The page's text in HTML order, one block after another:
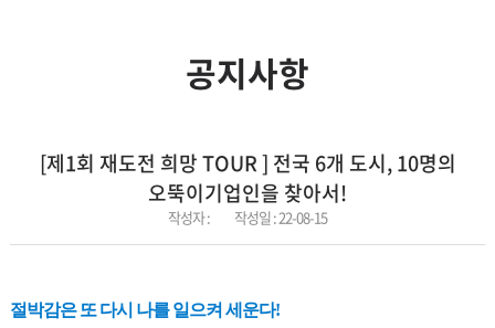
공지사항
[제1회 재도전 희망 TOUR ] 전국 6개 도시, 10명의
오뚝이기업인을 찾아서!
작성자 : 작성일 :22-08-15
절박감은 또 다시 나를 일으켜 세운다!